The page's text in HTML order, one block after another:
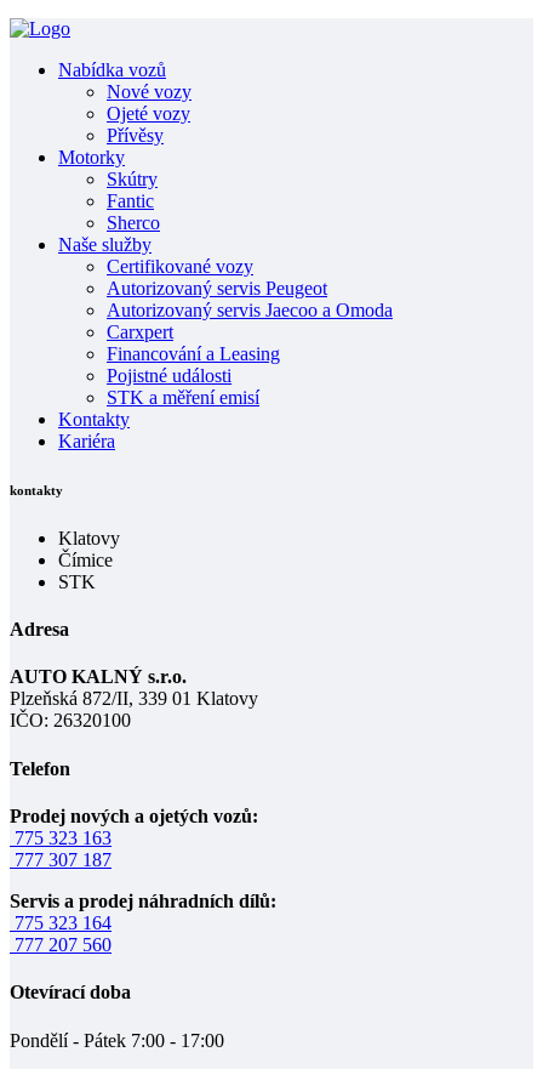
Nabídka vozů
Nové vozy
Ojeté vozy
Přívěsy
Motorky
Skútry
Fantic
Sherco
Naše služby
Certifikované vozy
Autorizovaný servis Peugeot
Autorizovaný servis Jaecoo a Omoda
Carxpert
Financování a Leasing
Pojistné události
STK a měření emisí
Kontakty
Kariéra
kontakty
Klatovy
Čímice
STK
Adresa
AUTO KALNÝ s.r.o.
Plzeňská 872/II, 339 01 Klatovy
IČO: 26320100
Telefon
Prodej nových a ojetých vozů:
775 323 163
777 307 187
Servis a prodej náhradních dílů:
775 323 164
777 207 560
Otevírací doba
Pondělí - Pátek 7:00 - 17:00